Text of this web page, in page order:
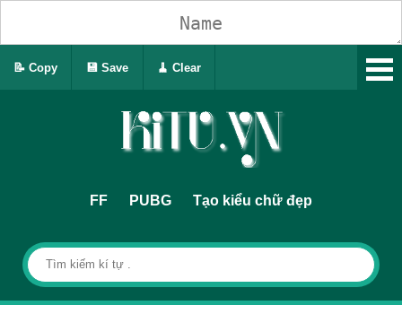
FF PUBG Tạo kiểu chữ đẹp
📝 Copy 💾 Save 🧹 Clear